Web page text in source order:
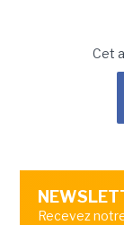
Cet
Recevez